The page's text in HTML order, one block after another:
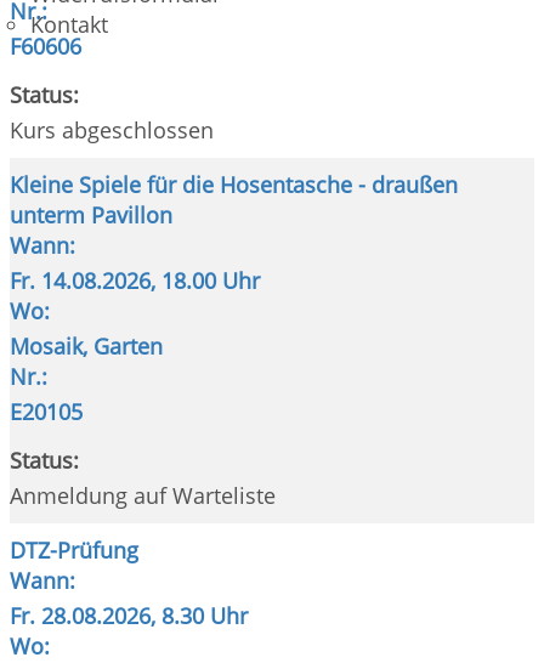
Kontakt
Nr.:
F60606
Status:
Kurs abgeschlossen
Kleine Spiele für die Hosentasche - draußen
unterm Pavillon
Wann:
Fr. 14.08.2026, 18.00 Uhr
Wo:
Mosaik, Garten
Nr.:
E20105
Status:
Anmeldung auf Warteliste
DTZ-Prüfung
Wann:
Fr. 28.08.2026, 8.30 Uhr
Wo: